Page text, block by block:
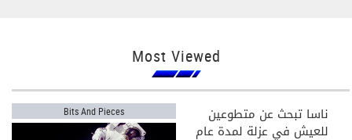
Most Viewed
Bits And Pieces ناسا تبحث عن متطوعين
للعيش في عزلة لمدة عام